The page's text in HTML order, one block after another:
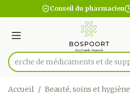
Aller au contenu
1 de 1
Conseil du pharmacien
Menu
Rechercher
Recherche de médicaments e
Accueil / Beauté, soins et hygiène